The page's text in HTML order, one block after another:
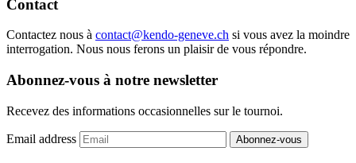
Contact
Contactez nous à contact@kendo-geneve.ch si vous avez la moindre
interrogation. Nous nous ferons un plaisir de vous répondre.
Abonnez-vous à notre newsletter
Recevez des informations occasionnelles sur le tournoi.
Email address Abonnez-vous